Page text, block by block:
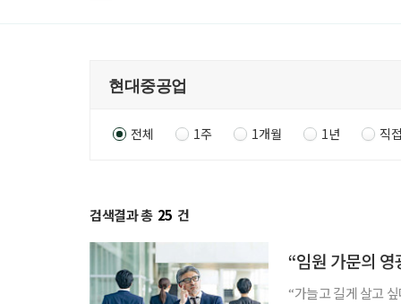
전체 1주 1개월 1년 직
검색결과 총 25 건
“임원 가문의
“가늘고 길게 살고